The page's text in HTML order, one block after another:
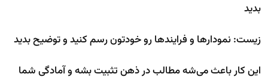
بدید
زیست: نمودارها و فرایندها رو خودتون رسم کنید و توضیح بدید
این کار باعث می‌شه مطالب در ذهن تثبیت بشه و آمادگی شما